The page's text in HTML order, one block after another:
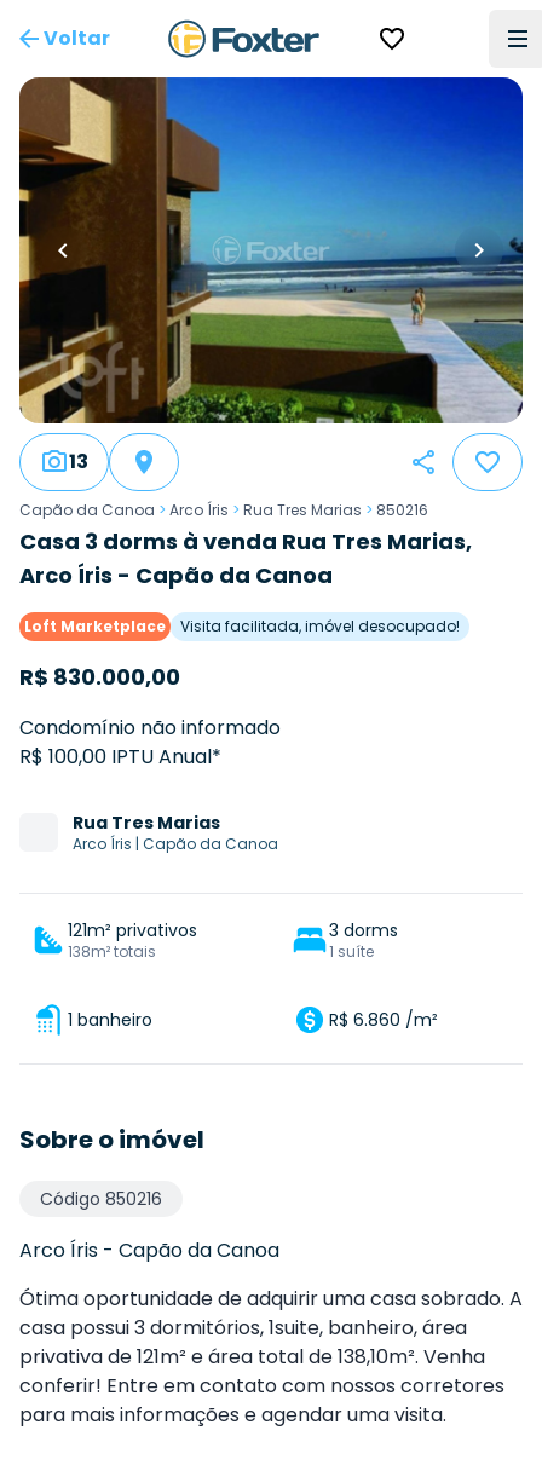
Voltar
13
Capão da Canoa > Arco Íris > Rua Tres Marias > 850216
Casa 3 dorms à venda Rua Tres Marias,
Arco Íris - Capão da Canoa
Loft Marketplace Visita facilitada, imóvel desocupado!
R$ 830.000,00
Condomínio não informado
R$ 100,00 IPTU Anual*
Rua Tres Marias
Arco Íris | Capão da Canoa
121m² privativos
138m² totais
3 dorms
1 suíte
1 banheiro R$ 6.860 /m²
Sobre o imóvel
Código 850216
Arco Íris - Capão da Canoa
Ótima oportunidade de adquirir uma casa sobrado. A
casa possui 3 dormitórios, 1suite, banheiro, área
privativa de 121m² e área total de 138,10m². Venha
conferir! Entre em contato com nossos corretores
para mais informações e agendar uma visita.